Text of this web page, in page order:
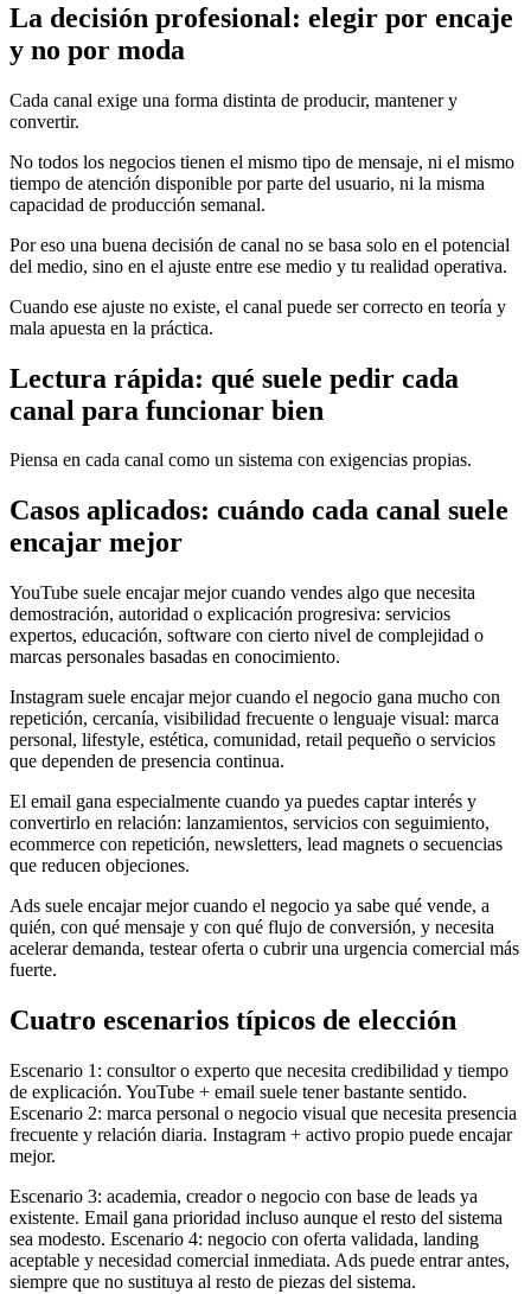
La decisión profesional: elegir por encaje
y no por moda
Cada canal exige una forma distinta de producir, mantener y
convertir.
No todos los negocios tienen el mismo tipo de mensaje, ni el mismo
tiempo de atención disponible por parte del usuario, ni la misma
capacidad de producción semanal.
Por eso una buena decisión de canal no se basa solo en el potencial
del medio, sino en el ajuste entre ese medio y tu realidad operativa.
Cuando ese ajuste no existe, el canal puede ser correcto en teoría y
mala apuesta en la práctica.
Lectura rápida: qué suele pedir cada
canal para funcionar bien
Piensa en cada canal como un sistema con exigencias propias.
Casos aplicados: cuándo cada canal suele
encajar mejor
YouTube suele encajar mejor cuando vendes algo que necesita
demostración, autoridad o explicación progresiva: servicios
expertos, educación, software con cierto nivel de complejidad o
marcas personales basadas en conocimiento.
Instagram suele encajar mejor cuando el negocio gana mucho con
repetición, cercanía, visibilidad frecuente o lenguaje visual: marca
personal, lifestyle, estética, comunidad, retail pequeño o servicios
que dependen de presencia continua.
El email gana especialmente cuando ya puedes captar interés y
convertirlo en relación: lanzamientos, servicios con seguimiento,
ecommerce con repetición, newsletters, lead magnets o secuencias
que reducen objeciones.
Ads suele encajar mejor cuando el negocio ya sabe qué vende, a
quién, con qué mensaje y con qué flujo de conversión, y necesita
acelerar demanda, testear oferta o cubrir una urgencia comercial más
fuerte.
Cuatro escenarios típicos de elección
Escenario 1: consultor o experto que necesita credibilidad y tiempo
de explicación. YouTube + email suele tener bastante sentido.
Escenario 2: marca personal o negocio visual que necesita presencia
frecuente y relación diaria. Instagram + activo propio puede encajar
mejor.
Escenario 3: academia, creador o negocio con base de leads ya
existente. Email gana prioridad incluso aunque el resto del sistema
sea modesto. Escenario 4: negocio con oferta validada, landing
aceptable y necesidad comercial inmediata. Ads puede entrar antes,
siempre que no sustituya al resto de piezas del sistema.